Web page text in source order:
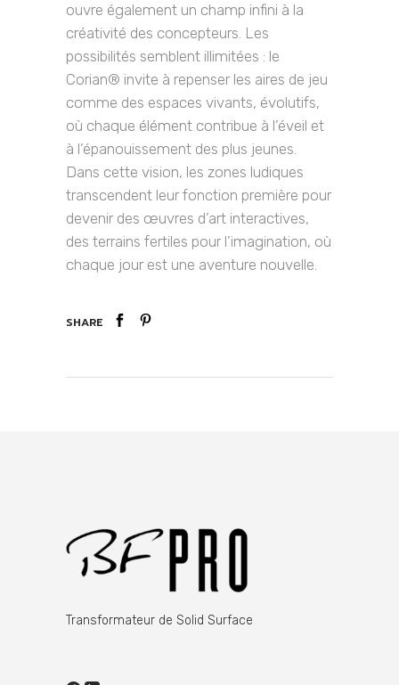
ouvre également un champ infini à la
créativité des concepteurs. Les
possibilités semblent illimitées : le
Corian® invite à repenser les aires de jeu
comme des espaces vivants, évolutifs,
où chaque élément contribue à l’éveil et
à l’épanouissement des plus jeunes.
Dans cette vision, les zones ludiques
transcendent leur fonction première pour
devenir des œuvres d’art interactives,
des terrains fertiles pour l’imagination, où
chaque jour est une aventure nouvelle.
SHARE
Transformateur de Solid Surface